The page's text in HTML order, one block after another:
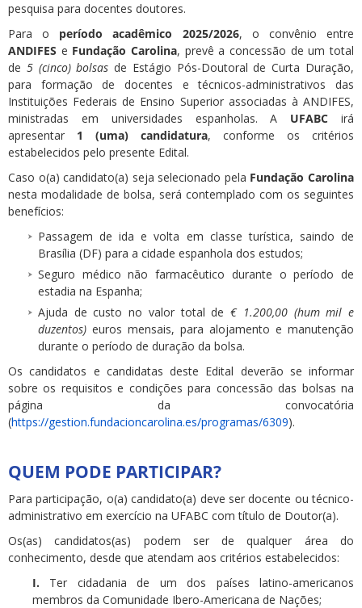
pesquisa para docentes doutores.
Para o período acadêmico 2025/2026, o convênio entre
ANDIFES e Fundação Carolina, prevê a concessão de um total
de 5 (cinco) bolsasde Estágio Pós-Doutoral de Curta Duração,
para formação de docentes e técnicos-administrativos das
Instituições Federais de Ensino Superior associadas à ANDIFES,
ministradas em universidades espanholas. A UFABC irá
apresentar 1 (uma) candidatura, conforme os critérios
estabelecidos pelo presente Edital.
Caso o(a) candidato(a) seja selecionado pela Fundação Carolina
nesta modalidade de bolsa, será contemplado com os seguintes
benefícios:
Passagem de ida e volta em classe turística, saindo de
Brasília (DF) para a cidade espanhola dos estudos;
Seguro médico não farmacêutico durante o período de
estadia na Espanha;
Ajuda de custo no valor total de€ 1.200,00 (hum mil e
duzentos) euros mensais, para alojamento e manutenção
durante o período de duração da bolsa.
Os candidatos e candidatas deste Edital deverão se informar
sobre os requisitos e condições para concessão das bolsas na
página da convocatória
(https://gestion.fundacioncarolina.es/programas/6309).
QUEM PODE PARTICIPAR?
Para participação, o(a) candidato(a) deve ser docente ou técnico-
administrativo em exercício na UFABC com título de Doutor(a).
Os(as) candidatos(as) podem ser de qualquer área do
conhecimento, desde que atendam aos critérios estabelecidos:
I. Ter cidadania de um dos países latino-americanos
membros da Comunidade Ibero-Americana de Nações;